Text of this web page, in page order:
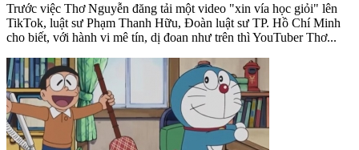
Trước việc Thơ Nguyễn đăng tải một video "xin vía học giỏi" lên
TikTok, luật sư Phạm Thanh Hữu, Đoàn luật sư TP. Hồ Chí Minh
cho biết, với hành vi mê tín, dị đoan như trên thì YouTuber Thơ...